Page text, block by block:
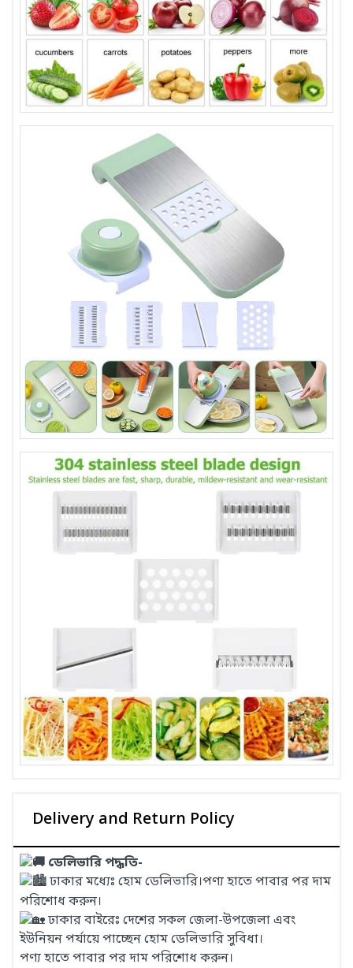
Delivery and Return Policy
ডেলিভারি পদ্ধতি-
ঢাকার মধ্যেঃ হোম ডেলিভারি।পণ্য হাতে পাবার পর দাম
পরিশোধ করুন।
ঢাকার বাইরেঃ দেশের সকল জেলা-উপজেলা এবং
ইউনিয়ন পর্যায়ে পাচ্ছেন হোম ডেলিভারি সুবিধা।
পণ্য হাতে পাবার পর দাম পরিশোধ করুন।